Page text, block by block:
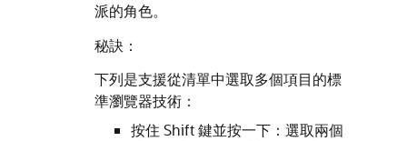
派的角色。
秘訣：
下列是支援從清單中選取多個項目的標
準瀏覽器技術：
按住 Shift 鍵並按一下：選取兩個